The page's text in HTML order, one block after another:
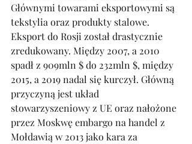
Głównymi towarami eksportowymi są
tekstylia oraz produkty stalowe.
Eksport do Rosji został drastycznie
zredukowany. Między 2007, a 2010
spadł z 909mln $ do 232mln $, między
2015, a 2019 nadal się kurczył. Główną
przyczyną jest układ
stowarzyszeniowy z UE oraz nałożone
przez Moskwę embargo na handel z
Mołdawią w 2013 jako kara za